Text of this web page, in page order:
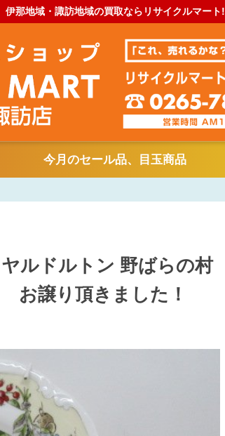
伊那地域・諏訪地域の買取ならリサイクルマート!
今月のセール品、目玉商品
ルドルトン 野ばらの村
お譲り頂きました！